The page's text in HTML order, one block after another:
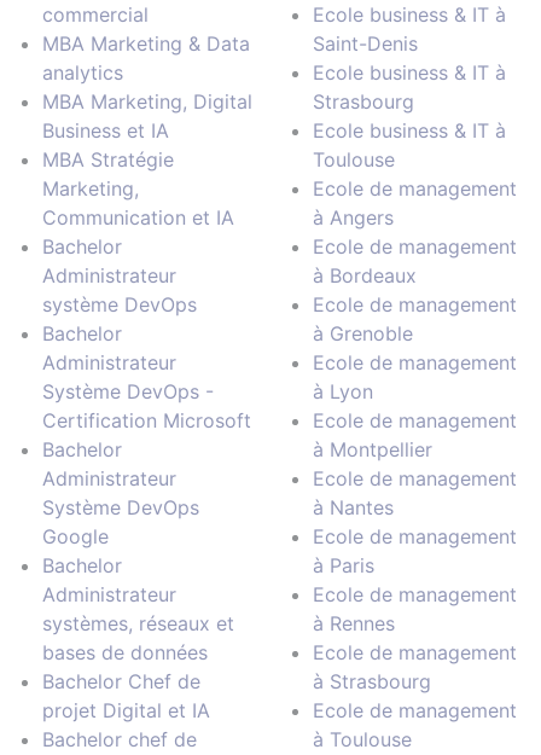
commercial
MBA Marketing & Data
analytics
MBA Marketing, Digital
Business et IA
MBA Stratégie
Marketing,
Communication et IA
Bachelor
Administrateur
système DevOps
Bachelor
Administrateur
Système DevOps -
Certification Microsoft
Bachelor
Administrateur
Système DevOps
Google
Bachelor
Administrateur
systèmes, réseaux et
bases de données
Bachelor Chef de
projet Digital et IA
Bachelor chef de
Ecole business & IT à
Saint-Denis
Ecole business & IT à
Strasbourg
Ecole business & IT à
Toulouse
Ecole de management
à Angers
Ecole de management
à Bordeaux
Ecole de management
à Grenoble
Ecole de management
à Lyon
Ecole de management
à Montpellier
Ecole de management
à Nantes
Ecole de management
à Paris
Ecole de management
à Rennes
Ecole de management
à Strasbourg
Ecole de management
à Toulouse